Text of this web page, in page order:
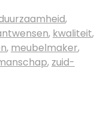
,
, kwaliteit,
, meubelmaker,
, zuid-